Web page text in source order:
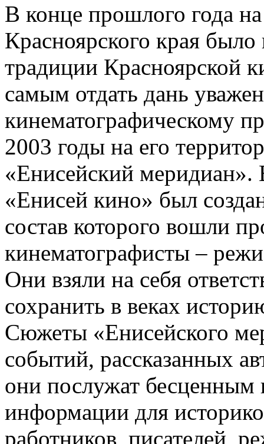
В конце прошлого года
Красноярского края
традиции Красноярской
самым отдать дань
кинематографическому
2003 годы на его
«Енисейский
«Енисей кино» был
состав которого вошли
кинематографисты –
Они взяли на себя
сохранить в веках
Сюжеты «Енисейского
событий, рассказанных
они послужат бесценным
информации для
работников, писателей,